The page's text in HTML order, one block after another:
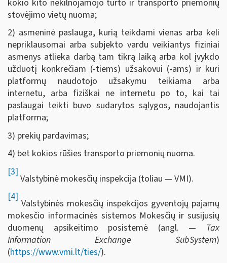
kokio kito nekilnojamojo turto ir transporto priemonių
stovėjimo vietų nuoma;
2) asmeninė paslauga, kurią teikdami vienas arba keli
nepriklausomai arba subjekto vardu veikiantys fiziniai
asmenys atlieka darbą tam tikrą laiką arba kol įvykdo
užduotį konkrečiam (-tiems) užsakovui (-ams) ir kuri
platformų naudotojo užsakymu teikiama arba
internetu, arba fiziškai ne internetu po to, kai tai
paslaugai teikti buvo sudarytos sąlygos, naudojantis
platforma;
3) prekių pardavimas;
4) bet kokios rūšies transporto priemonių nuoma.
[3]
Valstybinė mokesčių inspekcija (toliau — VMI).
[4]
Valstybinės mokesčių inspekcijos gyventojų pajamų
mokesčio informacinės sistemos Mokesčių ir susijusių
duomenų apsikeitimo posistemė (angl. — Tax
Information Exchange SubSystem)
(https://www.vmi.lt/ties/).